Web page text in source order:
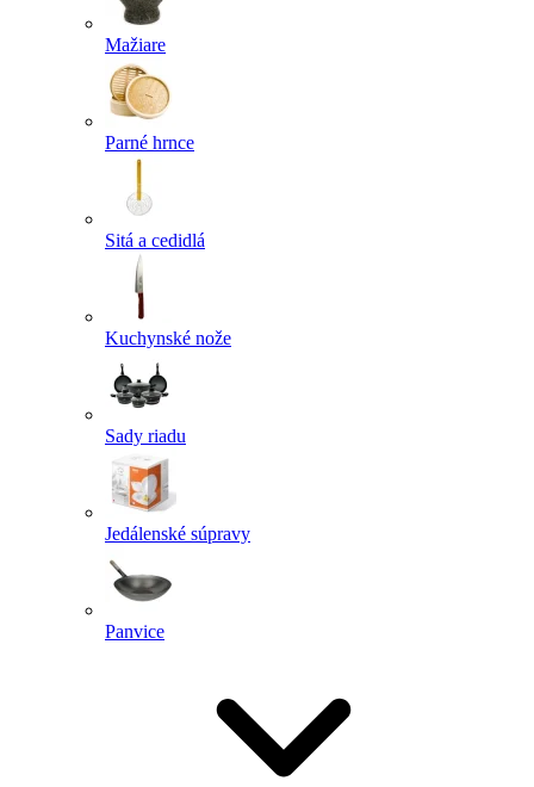
Mažiare
Parné hrnce
Sitá a cedidlá
Kuchynské nože
Sady riadu
Jedálenské súpravy
Panvice